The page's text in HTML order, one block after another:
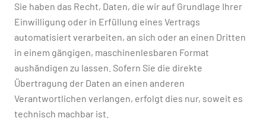
Sie haben das Recht, Daten, die wir auf Grundlage Ihrer
Einwilligung oder in Erfüllung eines Vertrags
automatisiert verarbeiten, an sich oder an einen Dritten
in einem gängigen, maschinenlesbaren Format
aushändigen zu lassen. Sofern Sie die direkte
Übertragung der Daten an einen anderen
Verantwortlichen verlangen, erfolgt dies nur, soweit es
technisch machbar ist.